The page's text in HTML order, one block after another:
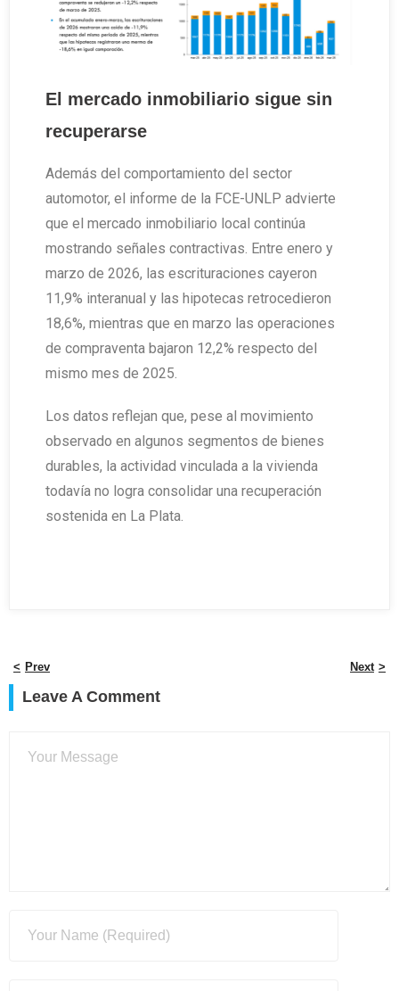
El mercado inmobiliario sigue sin
recuperarse
Además del comportamiento del sector
automotor, el informe de la FCE-UNLP advierte
que el mercado inmobiliario local continúa
mostrando señales contractivas. Entre enero y
marzo de 2026, las escrituraciones cayeron
11,9% interanual y las hipotecas retrocedieron
18,6%, mientras que en marzo las operaciones
de compraventa bajaron 12,2% respecto del
mismo mes de 2025.
Los datos reflejan que, pese al movimiento
observado en algunos segmentos de bienes
durables, la actividad vinculada a la vivienda
todavía no logra consolidar una recuperación
sostenida en La Plata.
Prev Next
Leave A Comment